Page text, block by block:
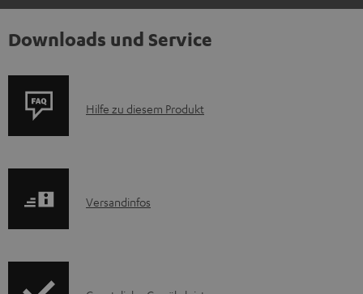
Downloads und Service
P
u
Hilfe zu diesem Produkt
I
Versandinfos